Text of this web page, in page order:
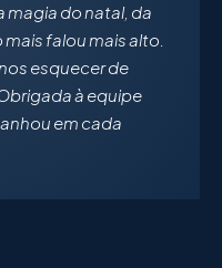
magia do natal, da
falou mais alto.
esquecer de
à equipe
em cada
to previous slide
to previous slide